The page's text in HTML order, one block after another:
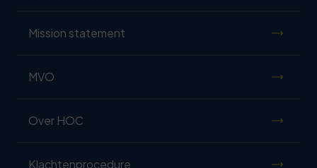
Mission statement
MVO
Over HOC
Klachtenprocedure